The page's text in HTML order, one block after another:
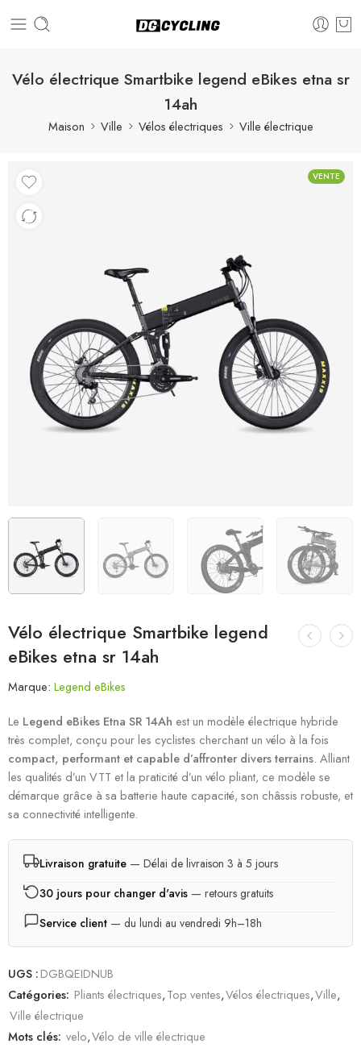
Vélo électrique Smartbike legend eBikes etna sr
14ah
Maison Ville Vélos électriques Ville électrique
VENTE
Vélo électrique Smartbike legend
eBikes etna sr 14ah
Marque: Legend eBikes
Le Legend eBikes Etna SR 14Ah est un modèle électrique hybride
très complet, conçu pour les cyclistes cherchant un vélo à la fois
compact, performant et capable d’affronter divers terrains. Alliant
les qualités d’un VTT et la praticité d’un vélo pliant, ce modèle se
démarque grâce à sa batterie haute capacité, son châssis robuste, et
sa connectivité intelligente.
Livraison gratuite — Délai de livraison 3 à 5 jours
30 jours pour changer d'avis — retours gratuits
Service client — du lundi au vendredi 9h–18h
UGS :DGBQEIDNUB
Catégories: Pliants électriques,Top ventes,Vélos électriques,Ville,
Ville électrique
Mots clés: velo,Vélo de ville électrique